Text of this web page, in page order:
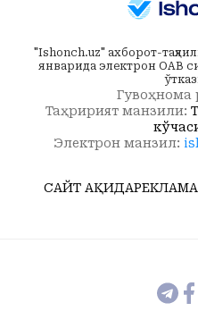
"Ishonch.uz" ахборот-
январида электрон ОАВ
Гувоҳнома
Таҳририят манзили:
Электрон манзил:
САЙТ ҲАҚИДАРЕКЛАМА